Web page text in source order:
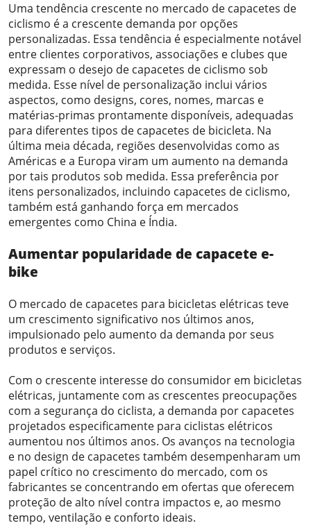
Uma tendência crescente no mercado de capacetes de
ciclismo é a crescente demanda por opções
personalizadas. Essa tendência é especialmente notável
entre clientes corporativos, associações e clubes que
expressam o desejo de capacetes de ciclismo sob
medida. Esse nível de personalização inclui vários
aspectos, como designs, cores, nomes, marcas e
matérias-primas prontamente disponíveis, adequadas
para diferentes tipos de capacetes de bicicleta. Na
última meia década, regiões desenvolvidas como as
Américas e a Europa viram um aumento na demanda
por tais produtos sob medida. Essa preferência por
itens personalizados, incluindo capacetes de ciclismo,
também está ganhando força em mercados
emergentes como China e Índia.
Aumentar popularidade de capacete e-
bike
O mercado de capacetes para bicicletas elétricas teve
um crescimento significativo nos últimos anos,
impulsionado pelo aumento da demanda por seus
produtos e serviços.
Com o crescente interesse do consumidor em bicicletas
elétricas, juntamente com as crescentes preocupações
com a segurança do ciclista, a demanda por capacetes
projetados especificamente para ciclistas elétricos
aumentou nos últimos anos. Os avanços na tecnologia
e no design de capacetes também desempenharam um
papel crítico no crescimento do mercado, com os
fabricantes se concentrando em ofertas que oferecem
proteção de alto nível contra impactos e, ao mesmo
tempo, ventilação e conforto ideais.